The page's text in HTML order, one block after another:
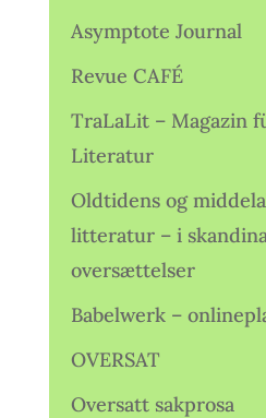
Asymptote Journal
Revue CAFÉ
TraLaLit – Magazin
Literatur
Oldtidens og
litteratur – i
oversættelser
Babelwerk –
OVERSAT
Oversatt sakprosa